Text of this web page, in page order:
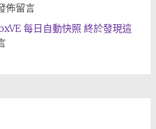
佈留言
每日自動快照 終於發現這